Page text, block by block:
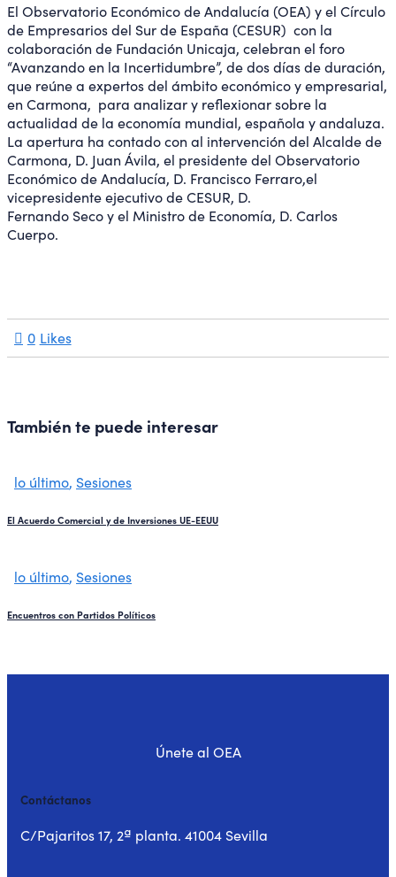
El Observatorio Económico de Andalucía (OEA) y el Círculo
de Empresarios del Sur de España (CESUR) con la
colaboración de Fundación Unicaja, celebran el foro
“Avanzando en la Incertidumbre”, de dos días de duración,
que reúne a expertos del ámbito económico y empresarial,
en Carmona, para analizar y reflexionar sobre la
actualidad de la economía mundial, española y andaluza.
La apertura ha contado con al intervención del Alcalde de
Carmona, D. Juan Ávila, el presidente del Observatorio
Económico de Andalucía, D. Francisco Ferraro,el
vicepresidente ejecutivo de CESUR, D.
Fernando Seco y el Ministro de Economía, D. Carlos
Cuerpo.
0 Likes
También te puede interesar
lo último, Sesiones
El Acuerdo Comercial y de Inversiones UE-EEUU
lo último, Sesiones
Encuentros con Partidos Políticos
Únete al OEA
Contáctanos
C/Pajaritos 17, 2ª planta. 41004 Sevilla